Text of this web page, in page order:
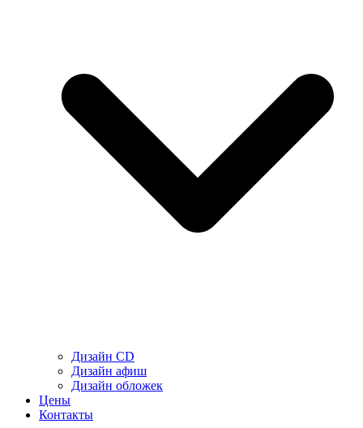
Дизайн CD
Дизайн афиш
Дизайн обложек
Цены
Контакты